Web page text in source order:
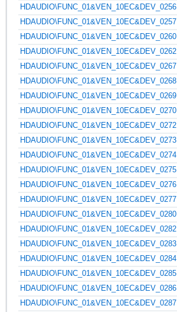
HDAUDIO\FUNC_01&VEN_10EC&DEV_0256
HDAUDIO\FUNC_01&VEN_10EC&DEV_0257
HDAUDIO\FUNC_01&VEN_10EC&DEV_0260
HDAUDIO\FUNC_01&VEN_10EC&DEV_0262
HDAUDIO\FUNC_01&VEN_10EC&DEV_0267
HDAUDIO\FUNC_01&VEN_10EC&DEV_0268
HDAUDIO\FUNC_01&VEN_10EC&DEV_0269
HDAUDIO\FUNC_01&VEN_10EC&DEV_0270
HDAUDIO\FUNC_01&VEN_10EC&DEV_0272
HDAUDIO\FUNC_01&VEN_10EC&DEV_0273
HDAUDIO\FUNC_01&VEN_10EC&DEV_0274
HDAUDIO\FUNC_01&VEN_10EC&DEV_0275
HDAUDIO\FUNC_01&VEN_10EC&DEV_0276
HDAUDIO\FUNC_01&VEN_10EC&DEV_0277
HDAUDIO\FUNC_01&VEN_10EC&DEV_0280
HDAUDIO\FUNC_01&VEN_10EC&DEV_0282
HDAUDIO\FUNC_01&VEN_10EC&DEV_0283
HDAUDIO\FUNC_01&VEN_10EC&DEV_0284
HDAUDIO\FUNC_01&VEN_10EC&DEV_0285
HDAUDIO\FUNC_01&VEN_10EC&DEV_0286
HDAUDIO\FUNC_01&VEN_10EC&DEV_0287